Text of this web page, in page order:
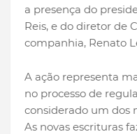
a presença do
Reis, e do diretor de
companhia, Renato
A ação representa
no processo de
considerado um dos
As novas escrituras